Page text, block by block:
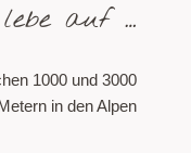
auf …
1000 und 3000
in den Alpen